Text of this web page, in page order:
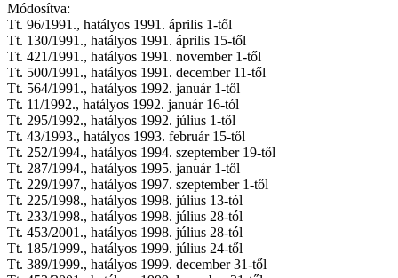
Módosítva:
Tt. 96/1991., hatályos 1991. április 1-től
Tt. 130/1991., hatályos 1991. április 15-től
Tt. 421/1991., hatályos 1991. november 1-től
Tt. 500/1991., hatályos 1991. december 11-től
Tt. 564/1991., hatályos 1992. január 1-től
Tt. 11/1992., hatályos 1992. január 16-tól
Tt. 295/1992., hatályos 1992. július 1-től
Tt. 43/1993., hatályos 1993. február 15-től
Tt. 252/1994., hatályos 1994. szeptember 19-től
Tt. 287/1994., hatályos 1995. január 1-től
Tt. 229/1997., hatályos 1997. szeptember 1-től
Tt. 225/1998., hatályos 1998. július 13-tól
Tt. 233/1998., hatályos 1998. július 28-tól
Tt. 453/2001., hatályos 1998. július 28-tól
Tt. 185/1999., hatályos 1999. július 24-től
Tt. 389/1999., hatályos 1999. december 31-től